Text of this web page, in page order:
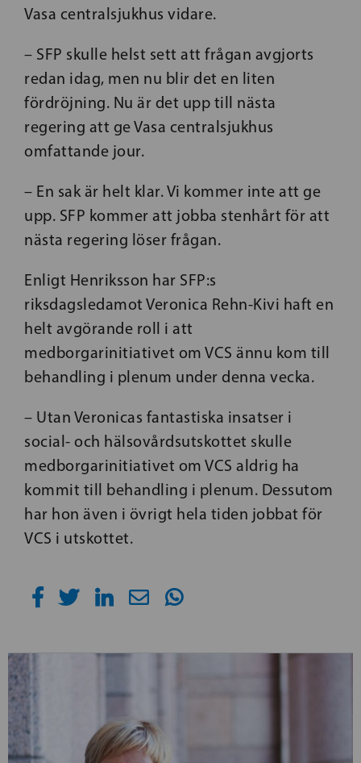
Vasa centralsjukhus vidare.
– SFP skulle helst sett att frågan avgjorts
redan idag, men nu blir det en liten
fördröjning. Nu är det upp till nästa
regering att ge Vasa centralsjukhus
omfattande jour.
– En sak är helt klar. Vi kommer inte att ge
upp. SFP kommer att jobba stenhårt för att
nästa regering löser frågan.
Enligt Henriksson har SFP:s
riksdagsledamot Veronica Rehn-Kivi haft en
helt avgörande roll i att
medborgarinitiativet om VCS ännu kom till
behandling i plenum under denna vecka.
– Utan Veronicas fantastiska insatser i
social- och hälsovårdsutskottet skulle
medborgarinitiativet om VCS aldrig ha
kommit till behandling i plenum. Dessutom
har hon även i övrigt hela tiden jobbat för
VCS i utskottet.